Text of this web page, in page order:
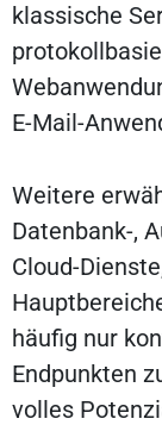
klassische
E-Mail-
Weitere
Datenbank-,
Cloud-
häufig nur
Endpunkten
volles